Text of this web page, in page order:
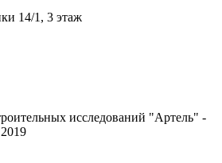
14/1, 3 этаж
исследований "Артель" -